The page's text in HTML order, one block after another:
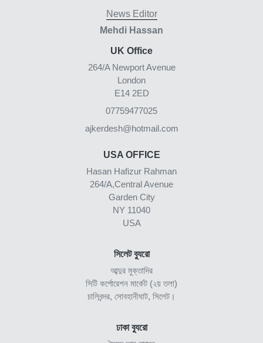
News Editor
Mehdi Hassan
UK Office
264/A Newport Avenue
London
E14 2ED
07759477025
ajkerdesh@hotmail.com
USA OFFICE
Hasan Hafizur Rahman
264/A,Central Avenue
Garden City
NY 11040
USA
সিলেট ব্যুরো
আব্দুর মুক্তাদির
সিটি কর্পোরেশন মার্কেট (২য় তলা)
চালিবন্দর, সোবহানীঘাট, সিলেট।
ঢাকা ব্যুরো